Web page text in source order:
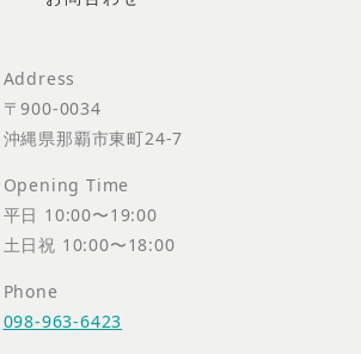
Address
〒900-0034
沖縄県那覇市東町24-7
Opening Time
平日 10:00〜19:00
土日祝 10:00〜18:00
Phone
098-963-6423